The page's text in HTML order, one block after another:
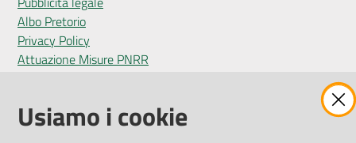
Albo Pretorio
Privacy Policy
Attuazione Misure PNRR
ENTI, IMPRESE E PARTNER
Usiamo i cookie